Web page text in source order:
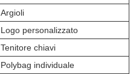
Argioli
Logo personalizzato
Tenitore chiavi
Polybag individuale